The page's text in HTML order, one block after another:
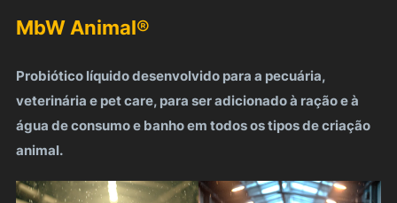
MbW Animal®
Probiótico líquido desenvolvido para a pecuária,
veterinária e pet care, para ser adicionado à ração e à
água de consumo e banho em todos os tipos de criação
animal.